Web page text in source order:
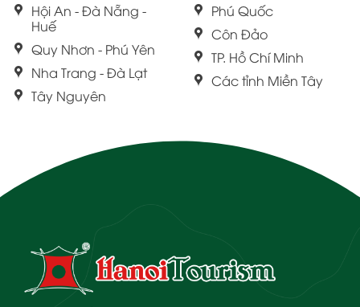
Hội An - Đà Nẵng -
Huế
Quy Nhơn - Phú Yên
Nha Trang - Đà Lạt
Tây Nguyên
Phú Quốc
Côn Đảo
TP. Hồ Chí Minh
Các tỉnh Miền Tây